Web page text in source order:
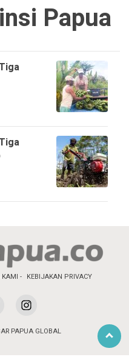
Papua
KAMI KEBIJAKAN PRIVACY
PAPUA GLOBAL